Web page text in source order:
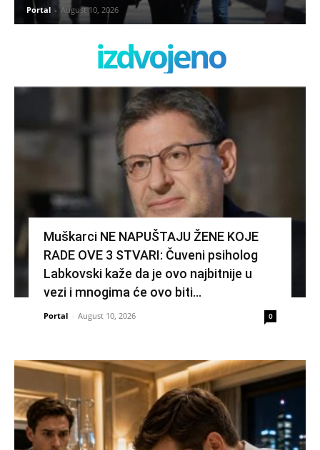
Portal - August 10, 2026
izdvojeno
Muškarci NE NAPUŠTAJU ŽENE KOJE
RADE OVE 3 STVARI: Čuveni psiholog
Labkovski kaže da je ovo najbitnije u
vezi i mnogima će ovo biti...
Portal - August 10, 2026 0